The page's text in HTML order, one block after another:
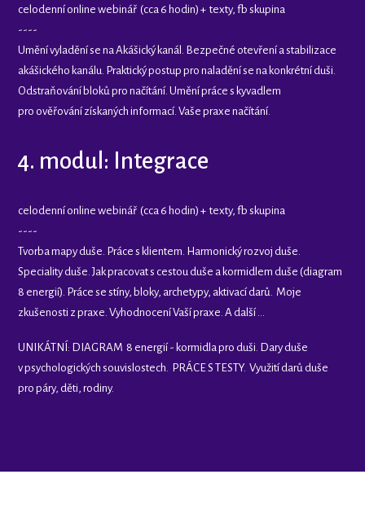
celodenní online webinář (cca 6 hodin) + texty, fb skupina
----
Umění vyladění se na Akášický kanál. Bezpečné otevření a stabilizace
akášického kanálu. Praktický postup pro naladění se na konkrétní duši.
Odstraňování bloků pro načítání. Umění práce s kyvadlem
pro ověřování získaných informací. Vaše praxe načítání.
4. modul: Integrace
celodenní online webinář (cca 6 hodin) + texty, fb skupina
----
Tvorba mapy duše. Práce s klientem. Harmonický rozvoj duše.
Speciality duše. Jak pracovat s cestou duše a kormidlem duše (diagram
8 energií). Práce se stíny, bloky, archetypy, aktivací darů. Moje
zkušenosti z praxe. Vyhodnocení Vaší praxe. A další ...
UNIKÁTNÍ: DIAGRAM 8 energií - kormidla pro duši. Dary duše
v psychologických souvislostech. PRÁCE S TESTY. Využití darů duše
pro páry, děti, rodiny.